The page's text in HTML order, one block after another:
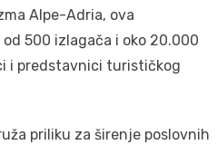
Alpe-Adria, ova
500 izlagača i oko 20.000
i predstavnici turističkog
priliku za širenje poslovnih